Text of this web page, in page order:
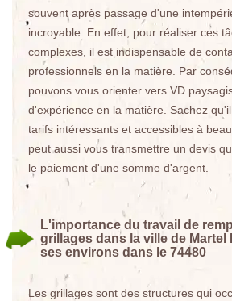
souvent après passage d'une
incroyable. En effet, pour réaliser ces
complexes, il est indispensable de
professionnels en la matière. Par
pouvons vous orienter vers VD
d'expérience en la matière. Sachez
tarifs intéressants et accessibles à
peut aussi vous transmettre un devis
le paiement d'une somme d'argent.
L'importance du travail de
grillages dans la ville de Martel
ses environs dans le 74480
Les grillages sont des structures qui